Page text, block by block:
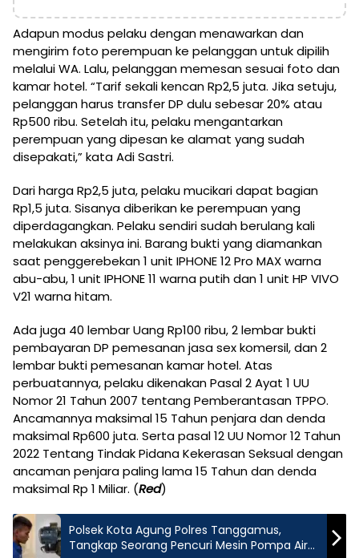
Adapun modus pelaku dengan menawarkan dan
mengirim foto perempuan ke pelanggan untuk dipilih
melalui WA. Lalu, pelanggan memesan sesuai foto dan
kamar hotel. “Tarif sekali kencan Rp2,5 juta. Jika setuju,
pelanggan harus transfer DP dulu sebesar 20% atau
Rp500 ribu. Setelah itu, pelaku mengantarkan
perempuan yang dipesan ke alamat yang sudah
disepakati,” kata Adi Sastri.
Dari harga Rp2,5 juta, pelaku mucikari dapat bagian
Rp1,5 juta. Sisanya diberikan ke perempuan yang
diperdagangkan. Pelaku sendiri sudah berulang kali
melakukan aksinya ini. Barang bukti yang diamankan
saat penggerebekan 1 unit IPHONE 12 Pro MAX warna
abu-abu, 1 unit IPHONE 11 warna putih dan 1 unit HP VIVO
V21 warna hitam.
Ada juga 40 lembar Uang Rp100 ribu, 2 lembar bukti
pembayaran DP pemesanan jasa sex komersil, dan 2
lembar bukti pemesanan kamar hotel. Atas
perbuatannya, pelaku dikenakan Pasal 2 Ayat 1 UU
Nomor 21 Tahun 2007 tentang Pemberantasan TPPO.
Ancamannya maksimal 15 Tahun penjara dan denda
maksimal Rp600 juta. Serta pasal 12 UU Nomor 12 Tahun
2022 Tentang Tindak Pidana Kekerasan Seksual dengan
ancaman penjara paling lama 15 Tahun dan denda
maksimal Rp 1 Miliar. (Red)
Polsek Kota Agung Polres Tanggamus,
Tangkap Seorang Pencuri Mesin Pompa Air